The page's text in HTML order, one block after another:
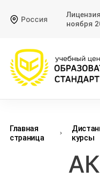
Россия
ноября
Главная
страница
курсы